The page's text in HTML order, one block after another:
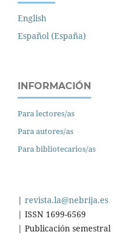
English
Español (España)
INFORMACIÓN
Para lectores/as
Para autores/as
Para bibliotecarios/as
| revista.la@nebrija.es
| ISSN 1699-6569
| Publicación semestral